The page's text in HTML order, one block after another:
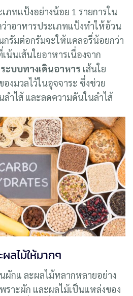
ภทแป้งอย่างน้อย 1 รายการใน
าอาหารประเภทแป้งทำให้อ้วน
กรัมต่อกรัมจะให้แคลอรี่น้อยกว่า
น้นเส้นใยอาหารเนื่องจาก
ะบบทางเดินอาหาร เส้นใย
งมวลไว้ในอุจจาระ ซึ่งช่วย
ลำไส้ และลดความดันในลำไส้
ลไม้ให้มากๆ
กแ ละผลไม้หลากหลายอย่าง
ราะผัก และผลไม้เป็นแหล่งของ